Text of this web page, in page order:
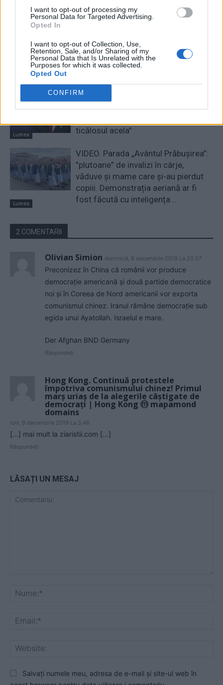
I want to opt-out of processing my
Personal Data for Targeted Advertising.
Opted In
I want to opt-out of Collection, Use,
Retention, Sale, and/or Sharing of my
Personal Data that Is Unrelated with the
Purposes for which it was collected.
Opted Out
CONFIRM
iubească pe tată, pe fiu, pe nepot,
dar să nu se amestece” în
Lumea
VIDEO. Regele Charles, felicitat de
un Sir: ”Aţi fost superb, absolut
ticălosul acela”
Lumea
VIDEO. Parada „Avântul Prăbușirea”:
”plutoane” de invalizi în cârje,
văduve și mame care și-au pierdut
copiii. Demonstrația aeriană ar fi
fost făcută cu inteligența...
2 COMENTARII
Olivian Simion duminică, 8 decembrie 2019 La 20.07
Preconizez în China că românii vor produce
democrație americană și două partide democratice
noi și în Coreea de Nord americanii vor exporta
comunismul chinez. Iranul rămâne democrație sub
egida unui Ayatollah. Israelul e mare.
Der Afghan BND Germany
Răspundeți
Hong Kong. Continuă protestele
împotriva comunismului chinez! Primul
marș uriaș de la alegerile câștigate de
democrați | Hong Kong ⓜ mapamond
domains
luni, 9 decembrie 2019 La 3.46
[…] mai mult la ziaristii.com […]
Răspundeți
LĂSAȚI UN MESAJ
Salvați numele meu, adresa de e-mail și site-ul web în